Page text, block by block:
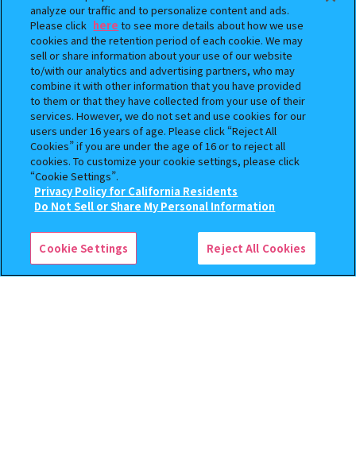
検索中の商品
アイドリッシュセブン ぷっくりカラフルマル
チチャーム
埼玉県越谷市レイクタウン3-1-1 イオンレイクタウンmori
3F
19.6km
ガシャポンのデパートイオンレイクタウン
mori店
埼玉県越谷市レイクタウン３丁目１番地１ イオンレイクタ
ウンｍｏｒｉ３Ｆ
19.6km
取扱商品
ガシャポンバンダイオフィシャルショップ
BOOKOFF 409号川崎港町店
神奈川県川崎市川崎区港町12-1
ガチャガチャの森テラスモール松戸店
analyze our traffic and to personalize content and ads.
Please click here to see more details about how we use
cookies and the retention period of each cookie. We may
sell or share information about your use of our website
to/with our analytics and advertising partners, who may
combine it with other information that you have provided
to them or that they have collected from your use of their
services. However, we do not set and use cookies for our
users under 16 years of age. Please click “Reject All
Cookies” if you are under the age of 16 or to reject all
cookies. To customize your cookie settings, please click
“Cookie Settings”.
Privacy Policy for California Residents
Do Not Sell or Share My Personal Information
Cookie Settings Reject All Cookies